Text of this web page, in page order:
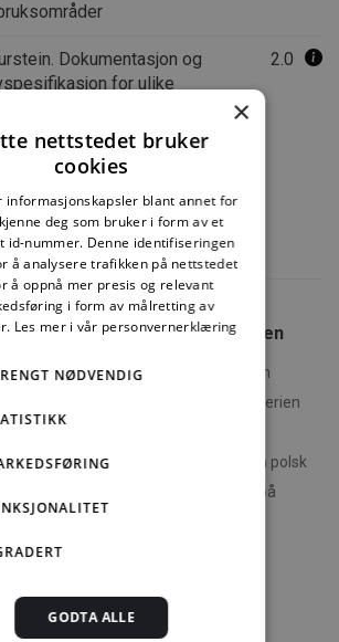
Dokumentasjon og
for ulike
2.0
Om Byggforskserien
Hva er Byggforskserien
Finn fram i Byggforskserien
Polski - informasjon på polsk
English - informasjon på
Klikk og finn
×
nettstedet bruker
cookies
informasjonskapsler blant annet for
deg som bruker i form av et
id-nummer. Denne identifiseringen
å analysere trafikken på nettstedet
å oppnå mer presis og relevant
i form av målretting av
Les mer i vår personvernerklæring
NØDVENDIG
GODTA ALLE